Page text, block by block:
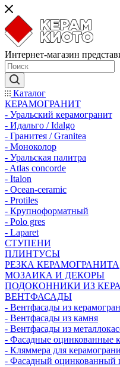
Интернет-магазин
Каталог
КЕРАМОГРАНИТ
- Уральский керамогранит
- Идальго / Idalgo
- Гранитея / Granitea
- Моноколор
- Уральская палитра
- Atlas concorde
- Italon
- Ocean-ceramic
- Protiles
- Крупноформатный
- Polo gres
- Laparet
СТУПЕНИ
ПЛИНТУСЫ
РЕЗКА КЕРАМОГРАНИТА
МОЗАИКА И ДЕКОРЫ
ПОДОКОННИКИ ИЗ
ВЕНТФАСАДЫ
- Вентфасады из
- Вентфасады из камня
- Вентфасады из
- Фасадные оцинкованные
- Кляммера для
- Фасадный оцинкованный